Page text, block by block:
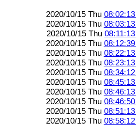
2020/10/15 Thu 08:02:13
2020/10/15 Thu 08:03:13
2020/10/15 Thu 08:11:13
2020/10/15 Thu 08:12:39
2020/10/15 Thu 08:22:13
2020/10/15 Thu 08:23:13
2020/10/15 Thu 08:34:12
2020/10/15 Thu 08:45:13
2020/10/15 Thu 08:46:13
2020/10/15 Thu 08:46:50
2020/10/15 Thu 08:51:13
2020/10/15 Thu 08:58:12